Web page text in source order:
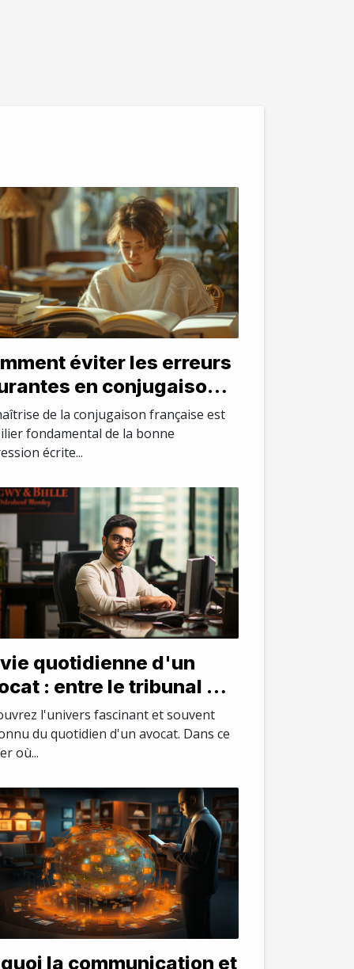
éviter les erreurs
en conjugaison
de la conjugaison française est
fondamental de la bonne
écrite...
quotidienne d'un
: entre le tribunal et
l'univers fascinant et souvent
du quotidien d'un avocat. Dans ce
où...
quoi la communication et